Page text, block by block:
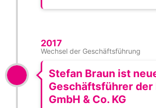
2017
Wechsel der Geschäftsführung
Stefan Braun ist
Geschäftsführer der
GmbH & Co. KG